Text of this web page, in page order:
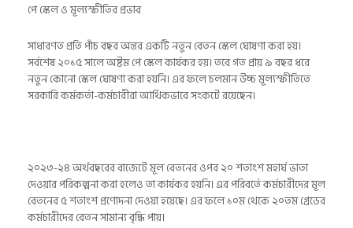
পে স্কেল ও মূল্যস্ফীতির প্রভাব
সাধারণত প্রতি পাঁচ বছর অন্তর একটি নতুন বেতন স্কেল ঘোষণা করা হয়।
সর্বশেষ ২০১৫ সালে অষ্টম পে স্কেল কার্যকর হয়। তবে গত প্রায় ৯ বছর ধরে
নতুন কোনো স্কেল ঘোষণা করা হয়নি। এর ফলে চলমান উচ্চ মূল্যস্ফীতিতে
সরকারি কর্মকর্তা-কর্মচারীরা আর্থিকভাবে সংকটে রয়েছেন।
২০২৩-২৪ অর্থবছরের বাজেটে মূল বেতনের ওপর ২০ শতাংশ মহার্ঘ ভাতা
দেওয়ার পরিকল্পনা করা হলেও তা কার্যকর হয়নি। এর পরিবর্তে কর্মচারীদের মূল
বেতনের ৫ শতাংশ প্রণোদনা দেওয়া হয়েছে। এর ফলে ১০ম থেকে ২০তম গ্রেডের
কর্মচারীদের বেতন সামান্য বৃদ্ধি পায়।